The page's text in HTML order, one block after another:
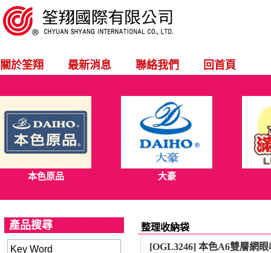
關於筌翔 最新消息 聯絡我們 回首頁
本色原品 大豪
產品搜尋
整理收納袋
[OGL3246] 本色A6雙層網